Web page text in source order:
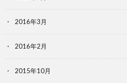
2016年3月
2016年2月
2015年10月